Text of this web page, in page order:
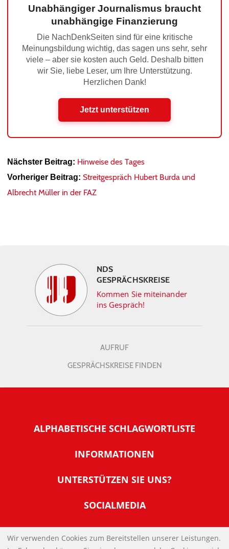
Unabhängiger Journalismus braucht
unabhängige Finanzierung
Die NachDenkSeiten sind für eine kritische
Meinungsbildung wichtig, das sagen uns sehr, sehr
viele – aber sie kosten auch Geld. Deshalb bitten
wir Sie, liebe Leser, um Ihre Unterstützung.
Herzlichen Dank!
Jetzt unterstützen
Nächster Beitrag: Hinweise des Tages
Vorheriger Beitrag: Streitgespräch Hubert Burda und
Albrecht Müller in der FAZ
NDS
GESPRÄCHSKREISE
Kommen Sie miteinander
ins Gespräch!
AUFRUF
GESPRÄCHSKREISE FINDEN
ALPHABETISCHE SCHLAGWORTLISTE
INFORMATIONEN
Warum NachDenkSeiten
Tipps zur Nutzung der NachDenkSeiten
Banner und E-Mail-Signaturen
Links
UNTERSTÜTZEN SIE UNS?
Werden Sie Fördermitglied
SOCIALMEDIA
IMPRESSUM
Wir verwenden Cookies zum Bereitstellen unserer Leistungen.